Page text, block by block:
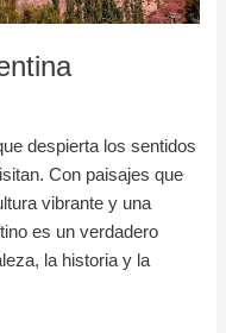
despierta los sentidos
Con paisajes que
vibrante y una
es un verdadero
la historia y la